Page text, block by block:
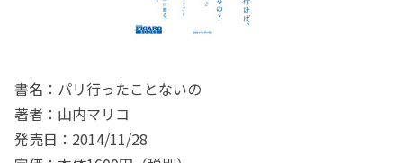
書名：パリ行ったことないの
著者：山内マリコ
発売日：2014/11/28